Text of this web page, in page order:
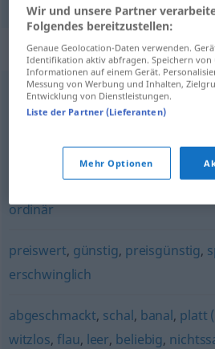
Synonyme für
platt,schlecht, derb,primitiv
traurig (ugs.),armselig,
ordinär
preiswert, günstig, preisgünstig,
erschwinglich
abgeschmackt, schal, banal, platt
witzlos,flau, leer, beliebig,
Wir und unsere Partner
Folgendes bereitzustellen:
Genaue Geolocation-Daten verwenden.
Identifikation aktiv abfragen. Speichern
Informationen auf einem Gerät.
Messung von Werbung und Inhalten,
Entwicklung von Dienstleistungen.
Liste der Partner (Lieferanten)
Mehr Optionen